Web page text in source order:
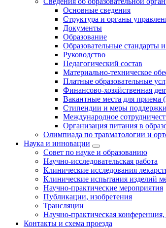
Основные сведения
Структура и органы
Документы
Образование
Образовательные стандарты
Руководство
Педагогический состав
Материально-техническое
Платные образовательные
Финансово-хозяйственная
Вакантные места для приема
Стипендии и меры
Международное
Организация питания в
Олимпиада по травматологии и
Наука и инновации
Совет по науке и образованию
Научно-исследовательская работа
Клинические исследования
Клинические испытания изделий
Научно-практические мероприятия
Публикации, изобретения
Трансляции
Научно-практическая
Контакты и схема проезда